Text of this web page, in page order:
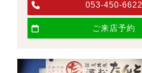
053-450-6622
ご来店予約